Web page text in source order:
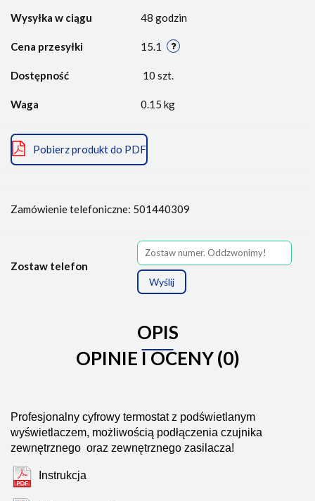
Wysyłka w ciągu 48 godzin
Cena przesyłki 15.1
Dostępność 10 szt.
Waga 0.15 kg
Pobierz produkt do PDF
Zamówienie telefoniczne: 501440309
Zostaw telefon
Wyślij
OPIS
OPINIE I OCENY (0)
Profesjonalny cyfrowy termostat z podświetlanym
wyświetlaczem, możliwością podłączenia czujnika
zewnętrznego oraz zewnętrznego zasilacza!
Instrukcja